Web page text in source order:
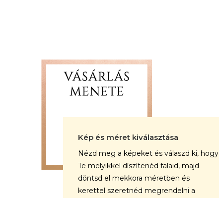
Kép és méret kiválasztása
Nézd meg a képeket és válaszd ki, hogy
Te melyikkel díszítenéd falaid, majd
döntsd el mekkora méretben és
kerettel szeretnéd megrendelni a